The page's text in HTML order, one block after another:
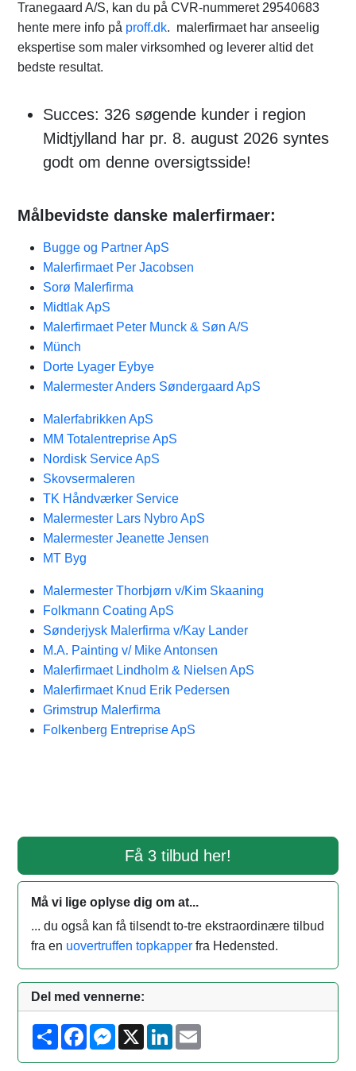
Tranegaard A/S, kan du på CVR-nummeret 29540683
hente mere info på proff.dk. malerfirmaet har anseelig
ekspertise som maler virksomhed og leverer altid det
bedste resultat.
Succes: 326 søgende kunder i region
Midtjylland har pr. 8. august 2026 syntes
godt om denne oversigtsside!
Målbevidste danske malerfirmaer:
Bugge og Partner ApS
Malerfirmaet Per Jacobsen
Sorø Malerfirma
Midtlak ApS
Malerfirmaet Peter Munck & Søn A/S
Münch
Dorte Lyager Eybye
Malermester Anders Søndergaard ApS
Malerfabrikken ApS
MM Totalentreprise ApS
Nordisk Service ApS
Skovsermaleren
TK Håndværker Service
Malermester Lars Nybro ApS
Malermester Jeanette Jensen
MT Byg
Malermester Thorbjørn v/Kim Skaaning
Folkmann Coating ApS
Sønderjysk Malerfirma v/Kay Lander
M.A. Painting v/ Mike Antonsen
Malerfirmaet Lindholm & Nielsen ApS
Malerfirmaet Knud Erik Pedersen
Grimstrup Malerfirma
Folkenberg Entreprise ApS
Få 3 tilbud her!
Må vi lige oplyse dig om at...
... du også kan få tilsendt to-tre ekstraordinære tilbud
fra en uovertruffen topkapper fra Hedensted.
Del med vennerne:
S
h
F
M
X
L